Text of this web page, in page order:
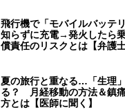
飛行機で「モバイルバッテ
知らずに充電→発火したら
償責任のリスクとは【弁護士
夏の旅行と重なる…「生理
る？ 月経移動の方法＆鎮
方とは【医師に聞く】